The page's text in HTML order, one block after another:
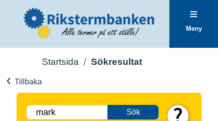
Meny
Startsida Sökresultat
Tillbaka
Sök